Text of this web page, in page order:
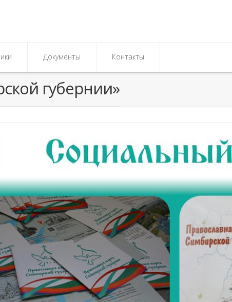
Документы Контакты
губернии»